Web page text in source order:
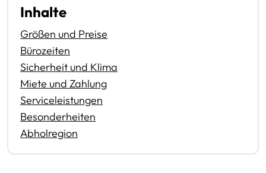
Inhalte
Größen und Preise
Bürozeiten
Sicherheit und Klima
Miete und Zahlung
Serviceleistungen
Besonderheiten
Abholregion